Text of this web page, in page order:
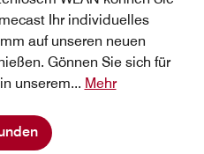
Ihr individuelles
auf unseren neuen
Gönnen Sie sich für
unserem... Mehr